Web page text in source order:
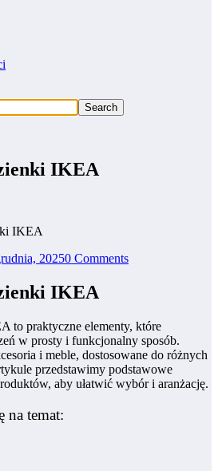
IKEA
IKEA
20250 Comments
IKEA
to praktyczne elementy, które
w prosty i funkcjonalny sposób.
i meble, dostosowane do różnych
przedstawimy podstawowe
aby ułatwić wybór i aranżację.
na temat: